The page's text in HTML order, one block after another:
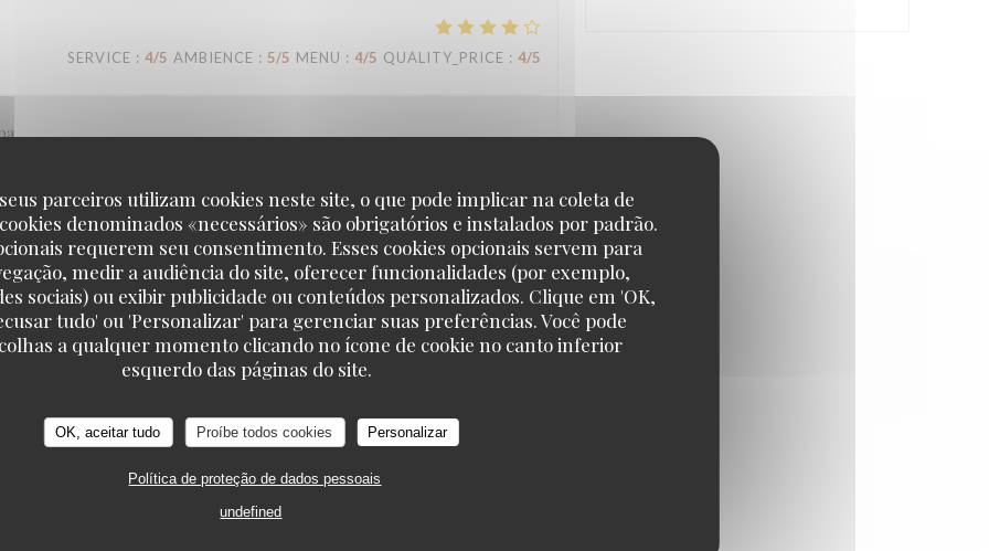
parceiros utilizam cookies neste site, o que pode implicar na coleta de
denominados «necessários» são obrigatórios e instalados por padrão.
requerem seu consentimento. Esses cookies opcionais servem para
medir a audiência do site, oferecer funcionalidades (por exemplo,
sociais) ou exibir publicidade ou conteúdos personalizados. Clique em 'OK,
tudo' ou 'Personalizar' para gerenciar suas preferências. Você pode
a qualquer momento clicando no ícone de cookie no canto inferior
esquerdo das páginas do site.
OK, aceitar tudo Proíbe todos cookies Personalizar
Política de proteção de dados pessoais
undefined
SERVICE : 4/5 AMBIENCE : 5/5 MENU : 4/5 QUALITY_PRICE : 4/5
QUALITY_PRICE 4
SERVICE: 5 /5 AMBIENCE: 5/5 MENU : 5/5 QUALITY_PRICE : 5/5
SERVICE: 5/5 AMBIENCE: 5/5 MENU: 5/5 QUALITY_PRICE